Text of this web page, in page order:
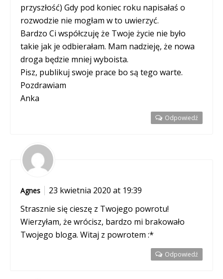
przyszłość) Gdy pod koniec roku napisałaś o
rozwodzie nie mogłam w to uwierzyć.
Bardzo Ci współczuję że Twoje życie nie było
takie jak je odbierałam. Mam nadzieję, że nowa
droga będzie mniej wyboista.
Pisz, publikuj swoje prace bo są tego warte.
Pozdrawiam
Anka
Odpowiedź
Agnes
23 kwietnia 2020 at 19:39
Strasznie się cieszę z Twojego powrotu!
Wierzyłam, że wrócisz, bardzo mi brakowało
Twojego bloga. Witaj z powrotem :*
Odpowiedź